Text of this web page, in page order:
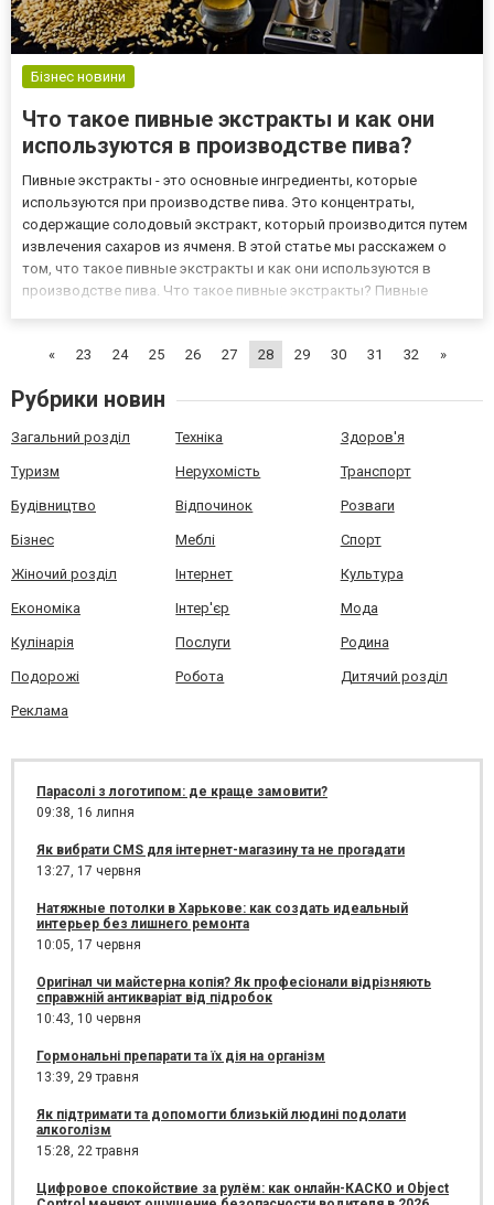
Бізнес новини
Что такое пивные экстракты и как они
используются в производстве пива?
Пивные экстракты - это основные ингредиенты, которые
используются при производстве пива. Это концентраты,
содержащие солодовый экстракт, который производится путем
извлечения сахаров из ячменя. В этой статье мы расскажем о
том, что такое пивные экстракты и как они используются в
производстве пива. Что такое пивные экстракты? Пивные
для производства пи...
« 23 24 25 26 27 28 29 30 31 32 »
Рубрики новин
Загальний розділ Техніка Здоров'я
Туризм Нерухомість Транспорт
Будівництво Відпочинок Розваги
Бізнес Меблі Спорт
Жіночий розділ Інтернет Культура
Економіка Інтер'єр Мода
Кулінарія Послуги Родина
Подорожі Робота Дитячий розділ
Реклама
Парасолі з логотипом: де краще замовити?
09:38, 16 липня
Як вибрати CMS для інтернет-магазину та не прогадати
13:27, 17 червня
Натяжные потолки в Харькове: как создать идеальный
интерьер без лишнего ремонта
10:05, 17 червня
Оригінал чи майстерна копія? Як професіонали відрізняють
справжній антикваріат від підробок
10:43, 10 червня
Гормональні препарати та їх дія на організм
13:39, 29 травня
Як підтримати та допомогти близькій людині подолати
алкоголізм
15:28, 22 травня
Цифровое спокойствие за рулём: как онлайн-КАСКО и Object